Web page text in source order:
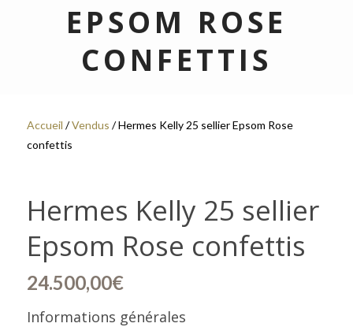
EPSOM ROSE
CONFETTIS
Accueil /Vendus / Hermes Kelly 25 sellier Epsom Rose
confettis
Hermes Kelly 25 sellier
Epsom Rose confettis
24.500,00€
Informations générales